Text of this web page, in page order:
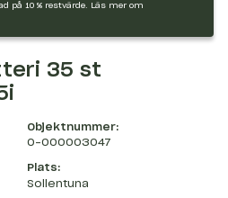
på 10 % restvärde.
Läs mer om
35 st
Objektnummer:
O-000003047
Plats:
Sollentuna